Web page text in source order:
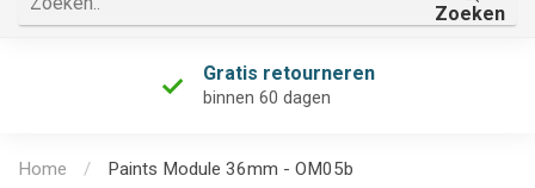
Zoeken
Gratis retourneren
binnen 60 dagen
Home / Paints Module 36mm - OM05b